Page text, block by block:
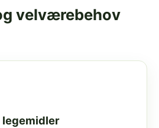
velværebehov
legemidler